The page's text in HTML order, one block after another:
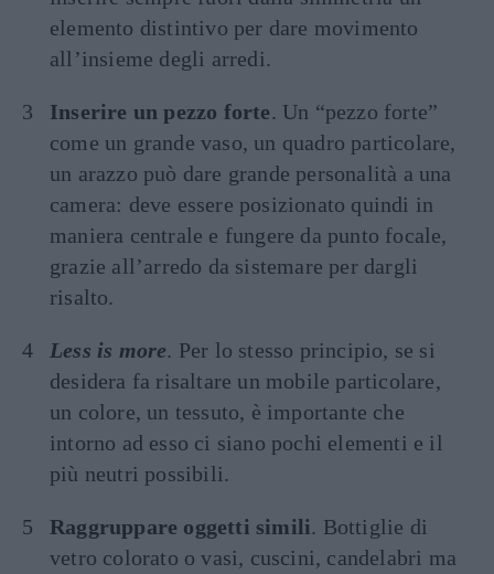
elemento distintivo per dare movimento
all’insieme degli arredi.
Inserire un pezzo forte. Un “pezzo forte”
come un grande vaso, un quadro particolare,
un arazzo può dare grande personalità a una
camera: deve essere posizionato quindi in
maniera centrale e fungere da punto focale,
grazie all’arredo da sistemare per dargli
risalto.
Less is more. Per lo stesso principio, se si
desidera fa risaltare un mobile particolare,
un colore, un tessuto, è importante che
intorno ad esso ci siano pochi elementi e il
più neutri possibili.
Raggruppare oggetti simili. Bottiglie di
vetro colorato o vasi, cuscini, candelabri ma